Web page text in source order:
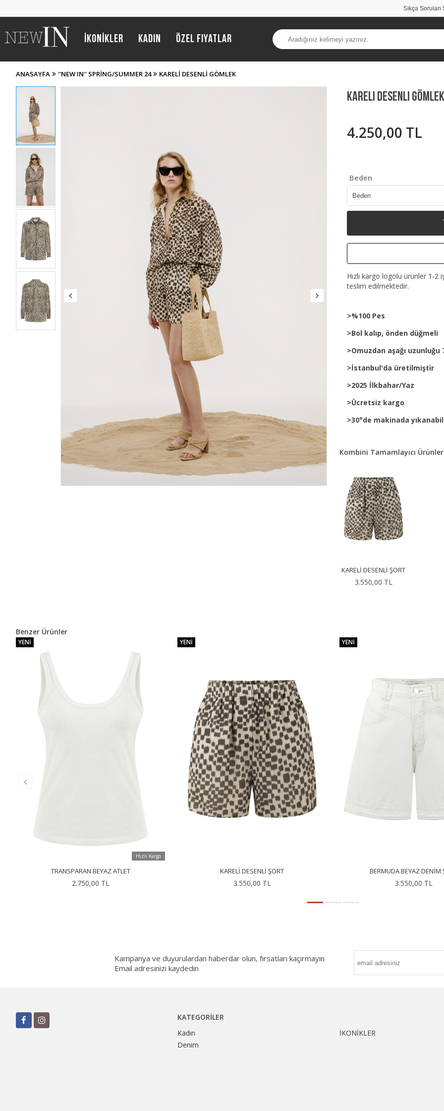
Sıkça Sorulan
İKONİKLER Kadın Özel Fiyatlar
ANASAYFA ''NEW IN'' SPRING/SUMMER 24 KARELI DESENLI GÖMLEK
Kareli Desenli Gömlek
4.250,00 TL
Beden
Hızlı kargo logolu ürünler 1-
teslim edilmektedir.
>%100 Pes
>Bol kalıp, önden düğmeli
>Omuzdan aşağı uzunluğu
>İstanbul'da üretilmiştir
>2025 İlkbahar/Yaz
>Ücretsiz kargo
>30°de makinada
Kombini Tamamlayıcı Ürünler
KARELI DESENLI ŞORT
3.550,00 TL
Benzer Ürünler
Hızlı Kargo
TRANSPARAN BEYAZ ATLET
2.750,00 TL
YENI
KARELI DESENLI ŞORT
3.550,00 TL
YENI
BERMUDA BEYAZ DENIM
3.550,00 TL
YENI
Kampanya ve duyurulardan haberdar olun, fırsatları kaçırmayın
Email adresinizi kaydedin
KATEGORILER
Kadın
İKONİKLER
Denim